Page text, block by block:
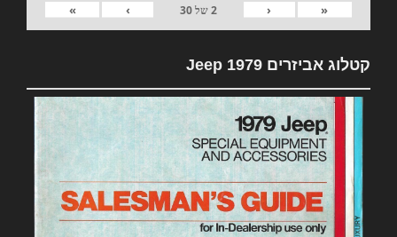
«
‹
2של30
›
»
קטלוג אביזרים 1979 Jeep